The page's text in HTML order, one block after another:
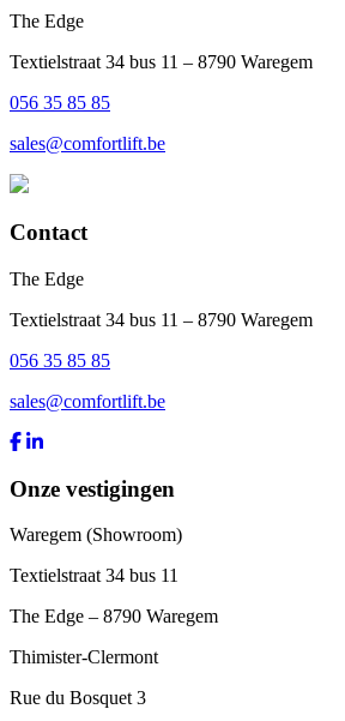
The Edge
Textielstraat 34 bus 11 – 8790 Waregem
056 35 85 85
sales@comfortlift.be
Contact
The Edge
Textielstraat 34 bus 11 – 8790 Waregem
056 35 85 85
sales@comfortlift.be
Onze vestigingen
Waregem (Showroom)
Textielstraat 34 bus 11
The Edge – 8790 Waregem
Thimister-Clermont
Rue du Bosquet 3